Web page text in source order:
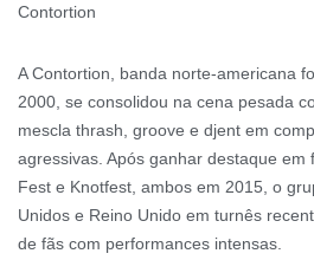
Contortion
A Contortion, banda norte-americana
2000, se consolidou na cena pesada
mescla thrash, groove e djent em
agressivas. Após ganhar destaque em
Fest e Knotfest, ambos em 2015, o
Unidos e Reino Unido em turnês
de fãs com performances intensas.